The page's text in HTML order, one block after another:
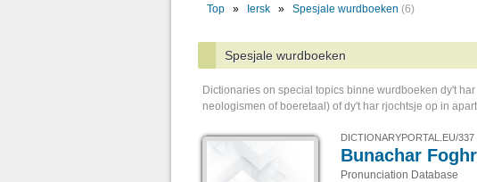
Top » Iersk » Spesjale wurdboeken (6)
Spesjale wurdboeken
Dictionaries on special topics binne wurdboeken dy't
neologismen of boeretaal) of dy't har rjochtsje op in
DICTIONARYPORTAL.EU/337
Bunachar
Pronunciation Database